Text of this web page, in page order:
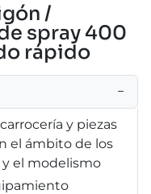
/
spray 400
rápido
−
y piezas
el ámbito de los
el modelismo